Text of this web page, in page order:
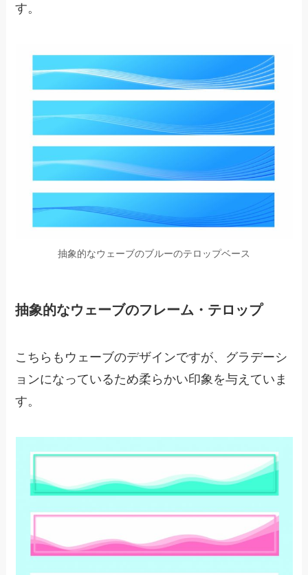
す。
抽象的なウェーブのブルーのテロップベース
抽象的なウェーブのフレーム・テロップ
こちらもウェーブのデザインですが、グラデーシ
ョンになっているため柔らかい印象を与えていま
す。